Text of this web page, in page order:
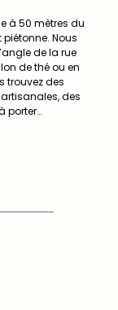
à 50 mètres du
Nous
de la rue
de thé ou en
trouvez des
des
porter…